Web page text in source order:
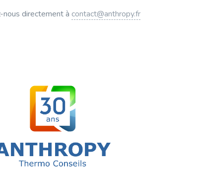
nous directement à contact@anthropy.fr